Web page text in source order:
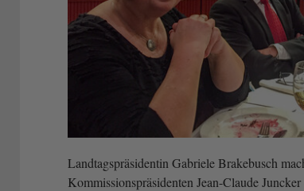
Landtagspräsidentin Gabriele Brakebusch
Kommissionspräsidenten Jean-Claude